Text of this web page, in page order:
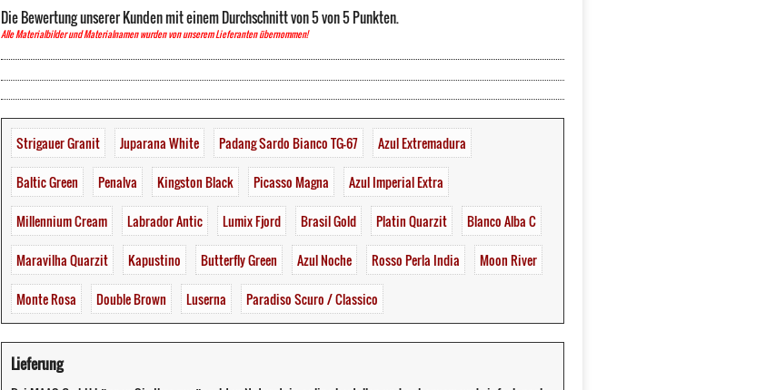
Die Bewertung unserer Kunden mit einem Durchschnitt von5von5Punkten.
Alle Materialbilder und Materialnamen wurden von unserem Lieferanten übernommen!
Strigauer Granit Juparana White Padang Sardo Bianco TG-67 Azul Extremadura
Baltic Green Penalva Kingston Black Picasso Magna Azul Imperial Extra
Millennium Cream Labrador Antic Lumix Fjord Brasil Gold Platin Quarzit Blanco Alba C
Maravilha Quarzit Kapustino Butterfly Green Azul Noche Rosso Perla India Moon River
Monte Rosa Double Brown Luserna Paradiso Scuro / Classico
Lieferung